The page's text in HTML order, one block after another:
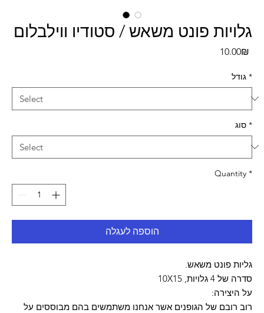
גלויות פונט משאש / סטודיו ווילבלום
‏10.00 ‏₪
גודל *
סוג *
Quantity *
הוספה לעגלה
גליות פונט משאש.
סדרה של 4 גלויות, 10X15
על היצירה:
רוב רובם של הגופנים אשר אנחנו משתמשים בהם מבוססים על